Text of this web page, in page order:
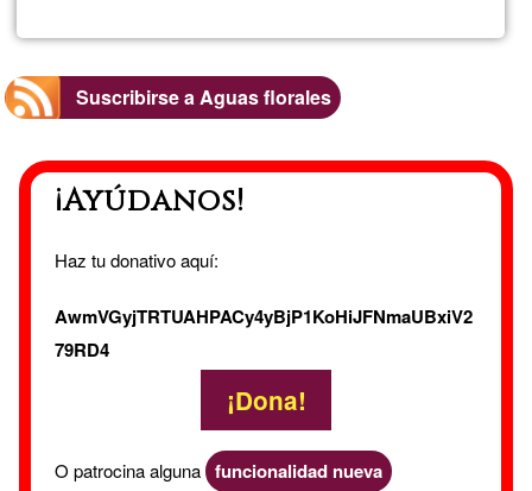
Suscribirse a Aguas florales
¡Ayúdanos!
Haz tu donativo aquí:
AwmVGyjTRTUAHPACy4yBjP1KoHiJFNmaUBxiV2
79RD4
¡Dona!
O patrocina alguna funcionalidad nueva